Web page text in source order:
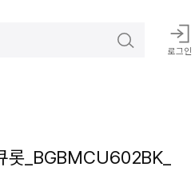
로그인
롯_BGBMCU602BK_